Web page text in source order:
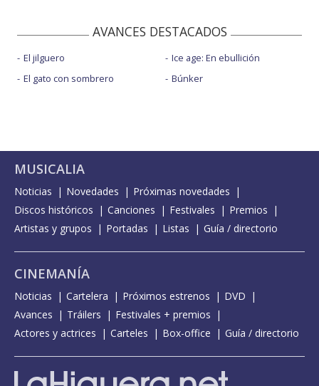
AVANCES DESTACADOS
El jilguero
El gato con sombrero
Ice age: En ebullición
Búnker
MUSICALIA
Noticias Novedades
Próximas novedades
Discos históricos
Canciones Festivales
Premios
Artistas y grupos
Portadas Listas Guía / directorio
CINEMANÍA
Noticias Cartelera Próximos estrenos
DVD
Avances
Tráilers
Festivales + premios
Actores y actrices
Carteles Box-office Guía / directorio